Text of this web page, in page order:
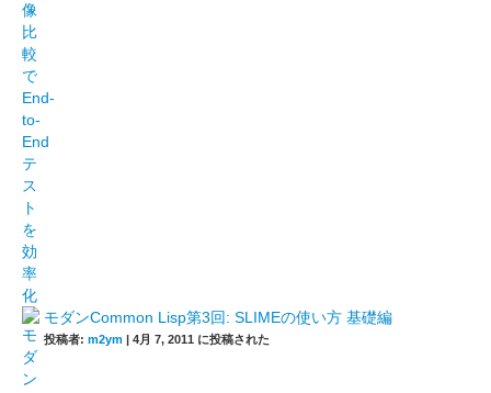
モダンCommon Lisp第3回: SLIMEの使い方 基礎編
投稿者: m2ym | 4月 7, 2011 に投稿された